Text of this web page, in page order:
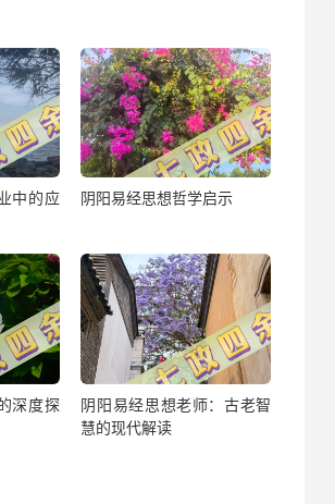
中的应
阴阳易经思想哲学启示
深度探
阴阳易经思想老师：古老智
慧的现代解读